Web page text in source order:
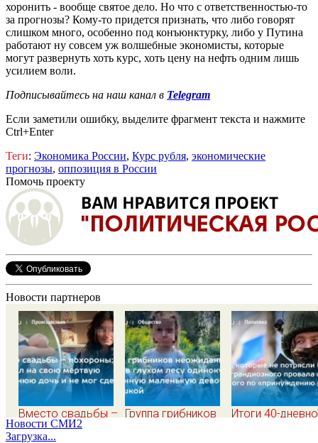
хоронить - вообще святое дело. Но что с ответственностью-то
за прогнозы? Кому-то придется признать, что либо говорят
слишком много, особенно под конъюнктурку, либо у Путина
работают ну совсем уж волшебные экономисты, которые
могут развернуть хоть курс, хоть цену на нефть одним лишь
усилием воли.
Подписывайтесь на наш канал в Telegram
Если заметили ошибку, выделите фрагмент текста и нажмите
Ctrl+Enter
Теги: Экономика России, Курс рубля, экономические
прогнозы, оппозиция в России
Помочь проекту
Новости партнеров
Вместо свадьбы –
похороны: отец
Группа грибников
Итоги 40-
Новости СМИ2
Загрузка...